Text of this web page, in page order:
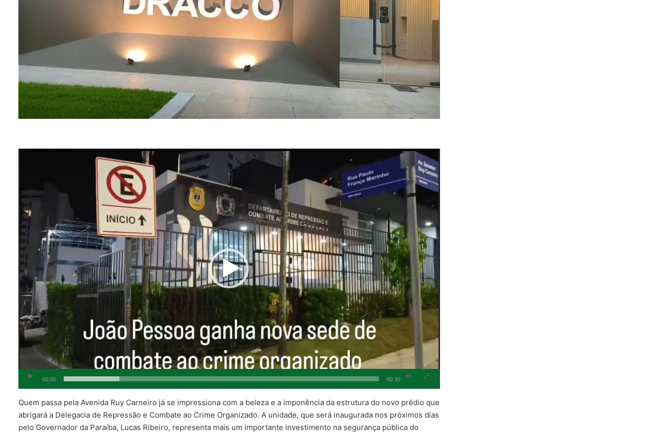
00:00 00:30
Quem passa pela Avenida Ruy Carneiro já se impressiona com a beleza e a imponência da estrutura do novo prédio que
abrigará a Delegacia de Repressão e Combate ao Crime Organizado. A unidade, que será inaugurada nos próximos dias
pelo Governador da Paraíba, Lucas Ribeiro, representa mais um importante investimento na segurança pública do